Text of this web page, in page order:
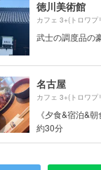
徳川美術館
カフェ 3+(トロワプ
武士の調度品の
名古屋
カフェ 3+(トロワプ
《夕食&宿泊&
約30分